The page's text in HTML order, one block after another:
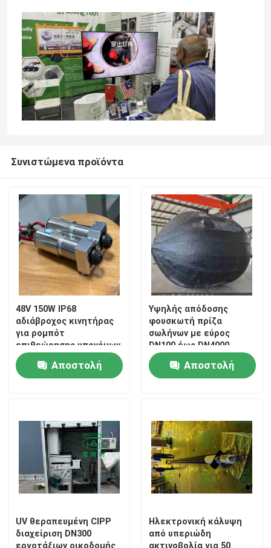
Σπίτι
Προϊόντα
Περίπου εμείς
Γύρος εργοστασίων
Ποιοτικός έλεγχος
Ειδήσεις
Ζητήστε ένα απόσπασμα
UV θεραπευμένο CIPP
Συνιστώμενα προϊόντα
48V 150W IP68
αδιάβροχος κινητήρας
για ρομπότ
επιθεώρησης υπονόμων
Αποστολή
Υψηλής απόδοσης
φουσκωτή πρίζα
σωλήνων με εύρος
DN100 έως DN4000
Αποστολή
UV θεραπευμένη CIPP
διαχείριση DN300
εργοτάξιων οικοδομής
Ηλεκτρονική κάλυψη
από υπεριώδη
ακτινοβολία για 50